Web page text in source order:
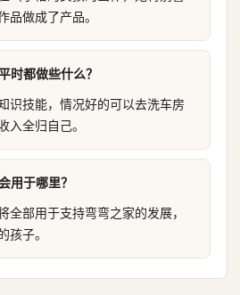
品做成了产品。
时都做些什么？
识技能，情况好的可以去洗车房
入全归自己。
用于哪里？
全部用于支持弯弯之家的发展，
孩子。